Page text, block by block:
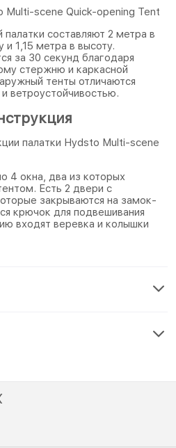
составляют 2 метра в
и 1,15 метра в высоту.
за 30 секунд благодаря
стержню и каркасной
тенты отличаются
ветроустойчивостью.
4 окна, два из которых
Есть 2 двери с
закрываются на замок-
крючок для подвешивания
входят веревка и колышки